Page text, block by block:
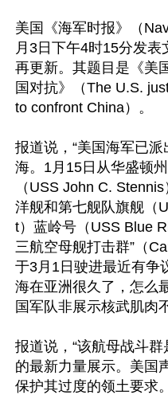
美国《海军时报》（
月3日下午4时15分发
再更新。其题目是《美
国对抗》（The U.S.
to confront China）。
报道说，“美国海军已
海。1月15日从华盛顿
（USS John C.
洋舰和第七舰队旗舰（
t）蓝岭号（USS Blue
三航空母舰打击群”（
于3月1日驶进最近有争
海在亚洲很久了，怎么
国军队非展示核武肌肉
报道说，“该航母战斗
的最新力量展示。美国
保护其过度的领土要求